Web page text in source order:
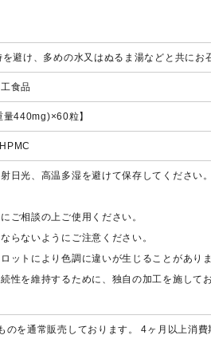
避け、多めの水又はぬるま湯などと共にお
食品
440mg)×60粒】
日光、高温多湿を避けて保存してくださ
ご相談の上ご使用ください。
らないようにご注意ください。
ットにより色調に違いが生じることがあり
性を維持するために、独自の加工を施し
のを通常販売しております。 4ヶ月以上消